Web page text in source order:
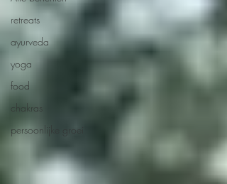
retreats
ayurveda
yoga
food
chakras
persoonlijke groei